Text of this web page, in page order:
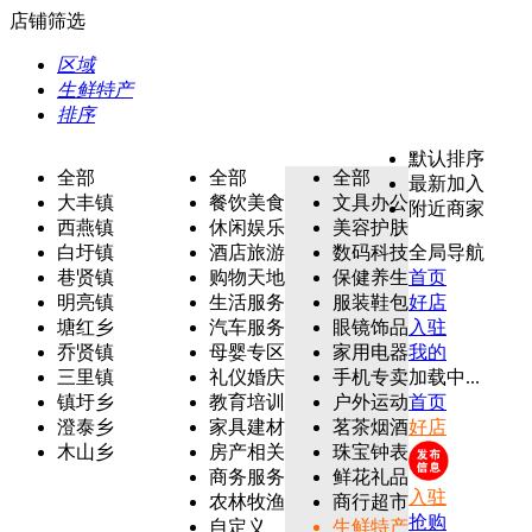
店铺筛选
区域
生鲜特产
排序
全部
大丰镇
西燕镇
白圩镇
巷贤镇
明亮镇
塘红乡
乔贤镇
三里镇
镇圩乡
澄泰乡
木山乡
全部
餐饮美食
休闲娱乐
酒店旅游
购物天地
生活服务
汽车服务
母婴专区
礼仪婚庆
教育培训
家具建材
房产相关
商务服务
农林牧渔
自定义
全部
文具办公
美容护肤
数码科技
保健养生
服装鞋包
眼镜饰品
家用电器
手机专卖
户外运动
茗茶烟酒
珠宝钟表
鲜花礼品
商行超市
生鲜特产
默认排序
最新加入
附近商家
全局导航
首页
好店
入驻
我的
加载中...
首页
好店
入驻
抢购